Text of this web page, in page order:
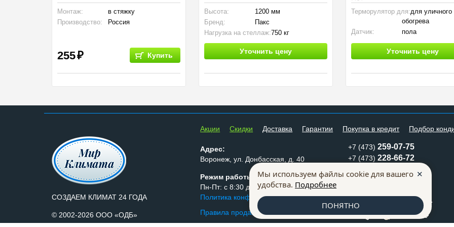
Монтаж:
в стяжку
Производство:
Россия
255 Купить
Высота:
1200 мм
Бренд:
Пакс
Нагрузка на стеллаж:750 кг
Уточнить цену
Терморулятор для:для уличного
обогрева
Датчик:
пола
Вид монтажа:
Накладной
Уточнить цену
Aкции Cкидки Доставка Гарантии Покупка в кредит Подбор
СОЗДАЕМ КЛИМАТ 24 ГОДА
© 2002-2026 ООО «ОДБ»
Адрес:
Воронеж, ул. Донбасская, д. 40
Режим работы:
Пн-Пт: с 8:30 до 17:30
Политика конфидециальности
Правила продажи товаров
+7 (473) 259-07-75
+7 (473) 228-66-72
Мы используем файлы cookie для вашего
удобства. Подробнее
✕
ПОНЯТНО